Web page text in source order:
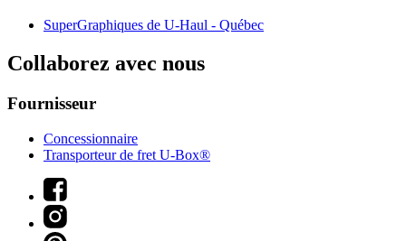
SuperGraphiques de U-Haul - Québec
Collaborez avec nous
Fournisseur
Concessionnaire
Transporteur de fret U-Box®